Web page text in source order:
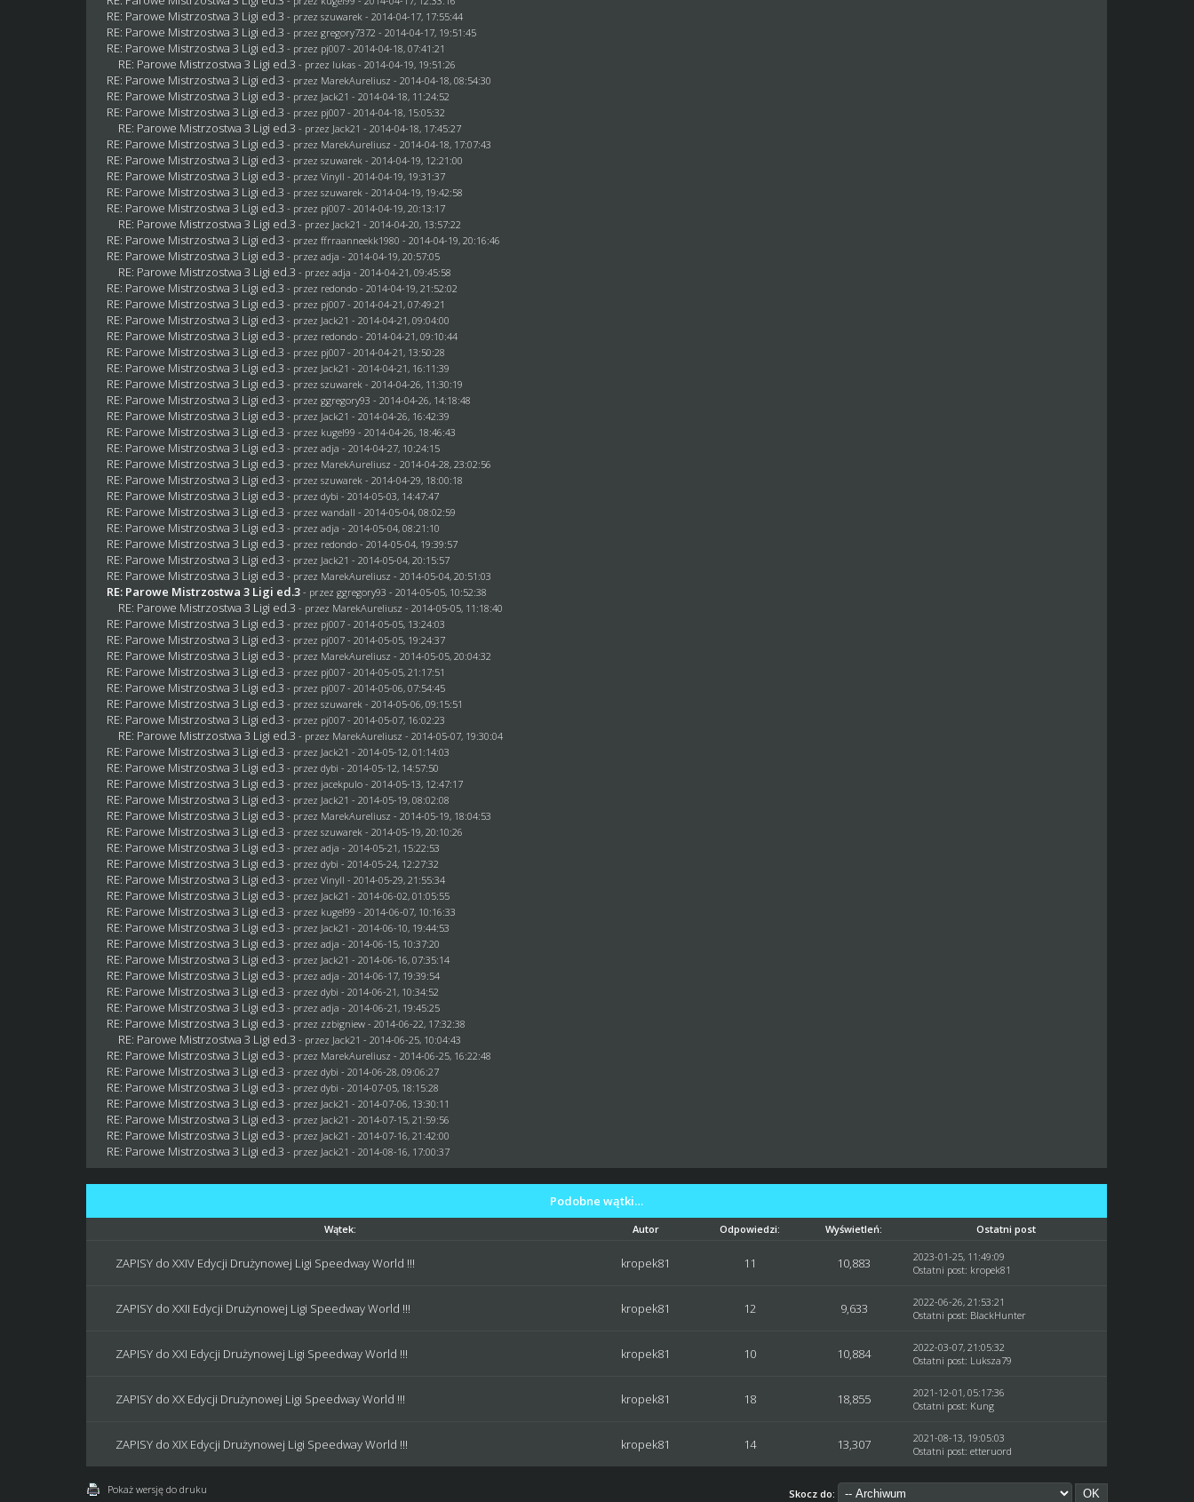
RE: Parowe Mistrzostwa 3 Ligi ed.3 - przezszuwarek - 2014-04-17, 17:55:44
RE: Parowe Mistrzostwa 3 Ligi ed.3 - przezgregory7372 - 2014-04-17, 19:51:45
RE: Parowe Mistrzostwa 3 Ligi ed.3 - przez pj007 - 2014-04-18, 07:41:21
RE: Parowe Mistrzostwa 3 Ligi ed.3 - przez lukas - 2014-04-19, 19:51:26
RE: Parowe Mistrzostwa 3 Ligi ed.3 - przez MarekAureliusz - 2014-04-18, 08:54:30
RE: Parowe Mistrzostwa 3 Ligi ed.3 - przez Jack21 - 2014-04-18, 11:24:52
RE: Parowe Mistrzostwa 3 Ligi ed.3 - przez pj007 - 2014-04-18, 15:05:32
RE: Parowe Mistrzostwa 3 Ligi ed.3 - przez Jack21 - 2014-04-18, 17:45:27
RE: Parowe Mistrzostwa 3 Ligi ed.3 - przez MarekAureliusz - 2014-04-18, 17:07:43
RE: Parowe Mistrzostwa 3 Ligi ed.3 - przezszuwarek - 2014-04-19, 12:21:00
RE: Parowe Mistrzostwa 3 Ligi ed.3 - przez Vinyll - 2014-04-19, 19:31:37
RE: Parowe Mistrzostwa 3 Ligi ed.3 - przezszuwarek - 2014-04-19, 19:42:58
RE: Parowe Mistrzostwa 3 Ligi ed.3 - przez pj007 - 2014-04-19, 20:13:17
RE: Parowe Mistrzostwa 3 Ligi ed.3 - przez Jack21 - 2014-04-20, 13:57:22
RE: Parowe Mistrzostwa 3 Ligi ed.3 - przez ffrraanneekk1980 - 2014-04-19, 20:16:46
RE: Parowe Mistrzostwa 3 Ligi ed.3 - przez adja - 2014-04-19, 20:57:05
RE: Parowe Mistrzostwa 3 Ligi ed.3 - przez adja - 2014-04-21, 09:45:58
RE: Parowe Mistrzostwa 3 Ligi ed.3 - przez redondo - 2014-04-19, 21:52:02
RE: Parowe Mistrzostwa 3 Ligi ed.3 - przez pj007 - 2014-04-21, 07:49:21
RE: Parowe Mistrzostwa 3 Ligi ed.3 - przez Jack21 - 2014-04-21, 09:04:00
RE: Parowe Mistrzostwa 3 Ligi ed.3 - przez redondo - 2014-04-21, 09:10:44
RE: Parowe Mistrzostwa 3 Ligi ed.3 - przez pj007 - 2014-04-21, 13:50:28
RE: Parowe Mistrzostwa 3 Ligi ed.3 - przez Jack21 - 2014-04-21, 16:11:39
RE: Parowe Mistrzostwa 3 Ligi ed.3 - przezszuwarek - 2014-04-26, 11:30:19
RE: Parowe Mistrzostwa 3 Ligi ed.3 - przezggregory93 - 2014-04-26, 14:18:48
RE: Parowe Mistrzostwa 3 Ligi ed.3 - przez Jack21 - 2014-04-26, 16:42:39
RE: Parowe Mistrzostwa 3 Ligi ed.3 - przez kugel99 - 2014-04-26, 18:46:43
RE: Parowe Mistrzostwa 3 Ligi ed.3 - przez adja - 2014-04-27, 10:24:15
RE: Parowe Mistrzostwa 3 Ligi ed.3 - przez MarekAureliusz - 2014-04-28, 23:02:56
RE: Parowe Mistrzostwa 3 Ligi ed.3 - przezszuwarek - 2014-04-29, 18:00:18
RE: Parowe Mistrzostwa 3 Ligi ed.3 - przezdybi - 2014-05-03, 14:47:47
RE: Parowe Mistrzostwa 3 Ligi ed.3 - przezwandall - 2014-05-04, 08:02:59
RE: Parowe Mistrzostwa 3 Ligi ed.3 - przez adja - 2014-05-04, 08:21:10
RE: Parowe Mistrzostwa 3 Ligi ed.3 - przez redondo - 2014-05-04, 19:39:57
RE: Parowe Mistrzostwa 3 Ligi ed.3 - przez Jack21 - 2014-05-04, 20:15:57
RE: Parowe Mistrzostwa 3 Ligi ed.3 - przez MarekAureliusz - 2014-05-04, 20:51:03
RE: Parowe Mistrzostwa 3 Ligi ed.3 - przezggregory93 - 2014-05-05, 10:52:38
RE: Parowe Mistrzostwa 3 Ligi ed.3 - przez MarekAureliusz - 2014-05-05, 11:18:40
RE: Parowe Mistrzostwa 3 Ligi ed.3 - przez pj007 - 2014-05-05, 13:24:03
RE: Parowe Mistrzostwa 3 Ligi ed.3 - przez pj007 - 2014-05-05, 19:24:37
RE: Parowe Mistrzostwa 3 Ligi ed.3 - przez MarekAureliusz - 2014-05-05, 20:04:32
RE: Parowe Mistrzostwa 3 Ligi ed.3 - przez pj007 - 2014-05-05, 21:17:51
RE: Parowe Mistrzostwa 3 Ligi ed.3 - przez pj007 - 2014-05-06, 07:54:45
RE: Parowe Mistrzostwa 3 Ligi ed.3 - przezszuwarek - 2014-05-06, 09:15:51
RE: Parowe Mistrzostwa 3 Ligi ed.3 - przez pj007 - 2014-05-07, 16:02:23
RE: Parowe Mistrzostwa 3 Ligi ed.3 - przez MarekAureliusz - 2014-05-07, 19:30:04
RE: Parowe Mistrzostwa 3 Ligi ed.3 - przez Jack21 - 2014-05-12, 01:14:03
RE: Parowe Mistrzostwa 3 Ligi ed.3 - przezdybi - 2014-05-12, 14:57:50
RE: Parowe Mistrzostwa 3 Ligi ed.3 - przez jacekpulo - 2014-05-13, 12:47:17
RE: Parowe Mistrzostwa 3 Ligi ed.3 - przez Jack21 - 2014-05-19, 08:02:08
RE: Parowe Mistrzostwa 3 Ligi ed.3 - przez MarekAureliusz - 2014-05-19, 18:04:53
RE: Parowe Mistrzostwa 3 Ligi ed.3 - przezszuwarek - 2014-05-19, 20:10:26
RE: Parowe Mistrzostwa 3 Ligi ed.3 - przez adja - 2014-05-21, 15:22:53
RE: Parowe Mistrzostwa 3 Ligi ed.3 - przezdybi - 2014-05-24, 12:27:32
RE: Parowe Mistrzostwa 3 Ligi ed.3 - przez Vinyll - 2014-05-29, 21:55:34
RE: Parowe Mistrzostwa 3 Ligi ed.3 - przez Jack21 - 2014-06-02, 01:05:55
RE: Parowe Mistrzostwa 3 Ligi ed.3 - przez kugel99 - 2014-06-07, 10:16:33
RE: Parowe Mistrzostwa 3 Ligi ed.3 - przez Jack21 - 2014-06-10, 19:44:53
RE: Parowe Mistrzostwa 3 Ligi ed.3 - przez adja - 2014-06-15, 10:37:20
RE: Parowe Mistrzostwa 3 Ligi ed.3 - przez Jack21 - 2014-06-16, 07:35:14
RE: Parowe Mistrzostwa 3 Ligi ed.3 - przez adja - 2014-06-17, 19:39:54
RE: Parowe Mistrzostwa 3 Ligi ed.3 - przezdybi - 2014-06-21, 10:34:52
RE: Parowe Mistrzostwa 3 Ligi ed.3 - przez adja - 2014-06-21, 19:45:25
RE: Parowe Mistrzostwa 3 Ligi ed.3 - przez zzbigniew - 2014-06-22, 17:32:38
RE: Parowe Mistrzostwa 3 Ligi ed.3 - przez Jack21 - 2014-06-25, 10:04:43
RE: Parowe Mistrzostwa 3 Ligi ed.3 - przez MarekAureliusz - 2014-06-25, 16:22:48
RE: Parowe Mistrzostwa 3 Ligi ed.3 - przezdybi - 2014-06-28, 09:06:27
RE: Parowe Mistrzostwa 3 Ligi ed.3 - przezdybi - 2014-07-05, 18:15:28
RE: Parowe Mistrzostwa 3 Ligi ed.3 - przez Jack21 - 2014-07-06, 13:30:11
RE: Parowe Mistrzostwa 3 Ligi ed.3 - przez Jack21 - 2014-07-15, 21:59:56
RE: Parowe Mistrzostwa 3 Ligi ed.3 - przez Jack21 - 2014-07-16, 21:42:00
RE: Parowe Mistrzostwa 3 Ligi ed.3 - przez Jack21 - 2014-08-16, 17:00:37
Podobne wątki…
Wątek: Autor Odpowiedzi: Wyświetleń: Ostatni post
ZAPISY do XXIV Edycji Drużynowej Ligi Speedway World !!! kropek81 11 10,883
2023-01-25, 11:49:09
Ostatni post: kropek81
ZAPISY do XXII Edycji Drużynowej Ligi Speedway World !!! kropek81 12 9,633
2022-06-26, 21:53:21
Ostatni post: BlackHunter
ZAPISY do XXI Edycji Drużynowej Ligi Speedway World !!! kropek81 10 10,884
2022-03-07, 21:05:32
Ostatni post: Luksza79
ZAPISY do XX Edycji Drużynowej Ligi Speedway World !!! kropek81 18 18,855
2021-12-01, 05:17:36
Ostatni post: Kung
ZAPISY do XIX Edycji Drużynowej Ligi Speedway World !!! kropek81 14 13,307
2021-08-13, 19:05:03
Ostatni post:etteruord
Pokaż wersję do druku Skocz do: